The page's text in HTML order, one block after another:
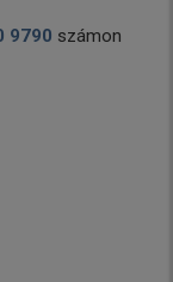
9790 számon